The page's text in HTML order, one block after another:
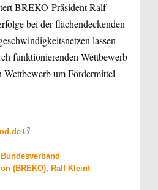
BREKO-Präsident Ralf
bei der flächendeckenden
lassen
funktionierenden Wettbewerb
um Fördermittel
Bundesverband
(BREKO), Ralf Kleint